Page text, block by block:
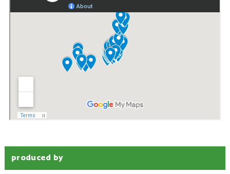
produced by